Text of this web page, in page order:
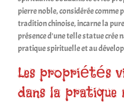
pierre noble, considérée comme
tradition chinoise, incarne la
présence d'une telle statue crée
pratique spirituelle et au
Les propriétés
dans la pratique